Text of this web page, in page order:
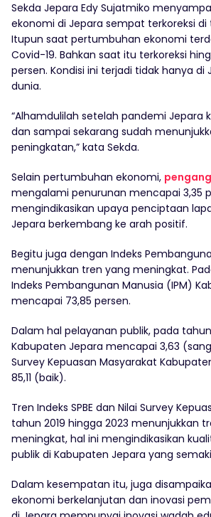
Sekda Jepara Edy Sujatmiko
ekonomi di Jepara sempat terkoreksi di
Itupun saat pertumbuhan ekonomi
Covid-19. Bahkan saat itu terkoreksi
persen. Kondisi ini terjadi tidak hanya di
dunia.
“Alhamdulilah setelah pandemi Jepara
dan sampai sekarang sudah
peningkatan,” kata Sekda.
Selain pertumbuhan ekonomi,
mengalami penurunan mencapai 3,35
mengindikasikan upaya penciptaan
Jepara berkembang ke arah positif.
Begitu juga dengan Indeks
menunjukkan tren yang meningkat.
Indeks Pembangunan Manusia (IPM)
mencapai 73,85 persen.
Dalam hal pelayanan publik, pada tahun
Kabupaten Jepara mencapai 3,63
Survey Kepuasan Masyarakat
85,11 (baik).
Tren Indeks SPBE dan Nilai Survey
tahun 2019 hingga 2023 menunjukkan
meningkat, hal ini mengindikasikan
publik di Kabupaten Jepara yang
Dalam kesempatan itu, juga
ekonomi berkelanjutan dan inovasi